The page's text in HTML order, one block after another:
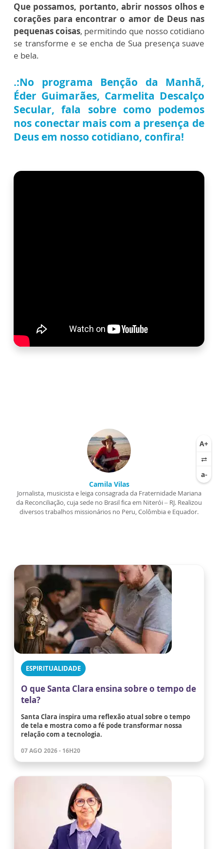
Que possamos, portanto, abrir nossos olhos e
corações para encontrar o amor de Deus nas
pequenas coisas, permitindo que nosso cotidiano
se transforme e se encha de Sua presença suave
e bela.
.:No programa Benção da Manhã,
Éder Guimarães, Carmelita Descalço
Secular, fala sobre como podemos
nos conectar mais com a presença de
Deus em nosso cotidiano, confira!
Camila Vilas
Jornalista, musicista e leiga consagrada da Fraternidade Mariana
da Reconciliação, cuja sede no Brasil fica em Niterói – RJ. Realizou
diversos trabalhos missionários no Peru, Colômbia e Equador.
ESPIRITUALIDADE
O que Santa Clara ensina sobre o tempo de
tela?
Santa Clara inspira uma reflexão atual sobre o tempo
de tela e mostra como a fé pode transformar nossa
relação com a tecnologia.
07 AGO 2026 - 16H20